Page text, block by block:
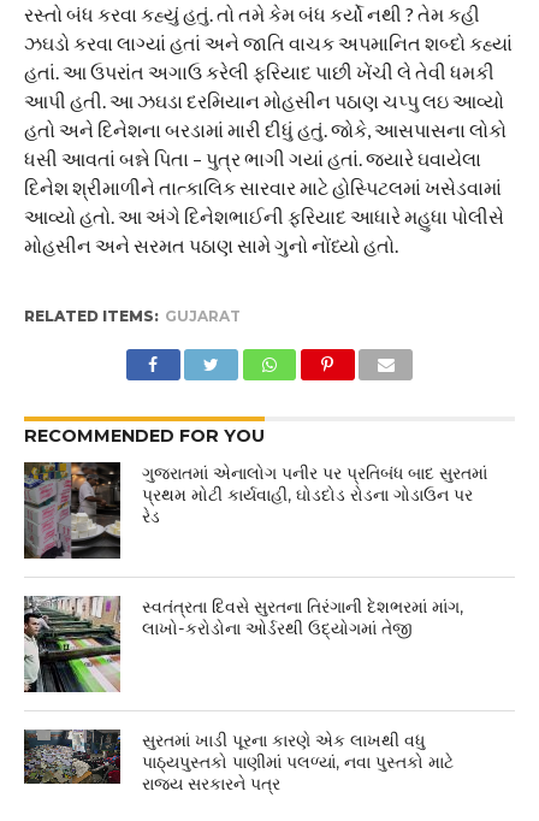
રસ્તો બંધ કરવા કહ્યું હતું. તો તમે કેમ બંધ કર્યો નથી ? તેમ કહી
ઝઘડો કરવા લાગ્યાં હતાં અને જાતિ વાચક અપમાનિત શબ્દો કહ્યાં
હતાં. આ ઉપરાંત અગાઉ કરેલી ફરિયાદ પાછી ખેંચી લે તેવી ધમકી
આપી હતી. આ ઝઘડા દરમિયાન મોહસીન પઠાણ ચપ્પુ લઇ આવ્યો
હતો અને દિનેશના બરડામાં મારી દીધું હતું. જોકે, આસપાસના લોકો
ધસી આવતાં બન્ને પિતા – પુત્ર ભાગી ગયાં હતાં. જ્યારે ઘવાયેલા
દિનેશ શ્રીમાળીને તાત્કાલિક સારવાર માટે હોસ્પિટલમાં ખસેડવામાં
આવ્યો હતો. આ અંગે દિનેશભાઈની ફરિયાદ આધારે મહુધા પોલીસે
મોહસીન અને સરમત પઠાણ સામે ગુનો નોંધ્યો હતો.
RELATED ITEMS: GUJARAT
RECOMMENDED FOR YOU
ગુજરાતમાં એનાલોગ પનીર પર પ્રતિબંધ બાદ સુરતમાં
પ્રથમ મોટી કાર્યવાહી, ઘોડદોડ રોડના ગોડાઉન પર
રેડ
સ્વતંત્રતા દિવસે સુરતના તિરંગાની દેશભરમાં માંગ,
લાખો-કરોડોના ઓર્ડરથી ઉદ્યોગમાં તેજી
સુરતમાં ખાડી પૂરના કારણે એક લાખથી વધુ
પાઠ્યપુસ્તકો પાણીમાં પલળ્યાં, નવા પુસ્તકો માટે
રાજ્ય સરકારને પત્ર